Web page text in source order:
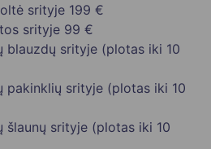
srityje 199 €
srityje 99 €
blauzdų srityje (plotas iki 10
pakinklių srityje (plotas iki 10
šlaunų srityje (plotas iki 10